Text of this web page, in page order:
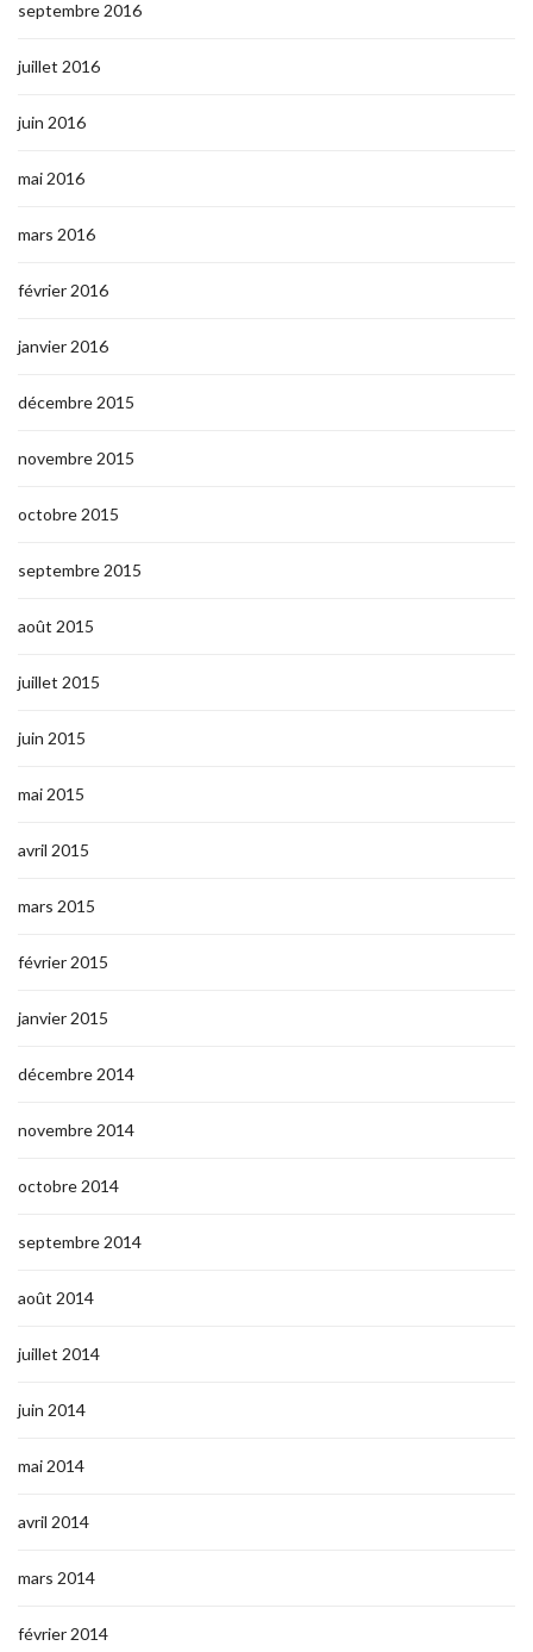
septembre 2016
juillet 2016
juin 2016
mai 2016
mars 2016
février 2016
janvier 2016
décembre 2015
novembre 2015
octobre 2015
septembre 2015
août 2015
juillet 2015
juin 2015
mai 2015
avril 2015
mars 2015
février 2015
janvier 2015
décembre 2014
novembre 2014
octobre 2014
septembre 2014
août 2014
juillet 2014
juin 2014
mai 2014
avril 2014
mars 2014
février 2014